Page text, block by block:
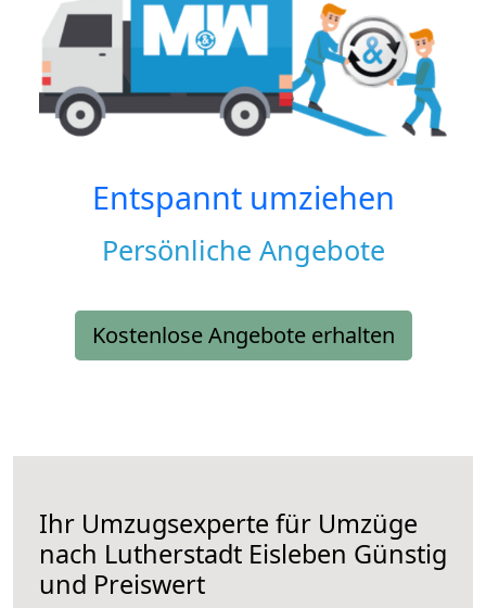
Entspannt umziehen
Persönliche Angebote
Kostenlose Angebote erhalten
Ihr Umzugsexperte für Umzüge
nach Lutherstadt Eisleben Günstig
und Preiswert